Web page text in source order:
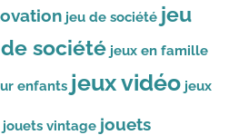
jeu de société jeu
société jeux en famille
enfants jeux vidéo jeux
jouets vintage jouets